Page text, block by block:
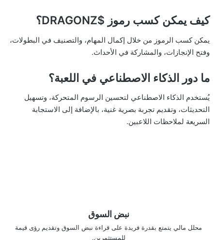
كيف يمكن كسب رموز $DRAGONZ؟
يمكن كسب الرموز من خلال إكمال المهام، والتصنيف في البطولات،
وفتح الإنجازات، والمشاركة في الأحداث.
ما دور الذكاء الاصطناعي في اللعبة؟
يُستخدم الذكاء الاصطناعي لتحسين الرسوم المتحركة، وتسهيل
التحديثات، وتقديم تجربة بصرية غنية، بالإضافة إلى الاستجابة
السريعة لملاحظات اللاعبين.
نبض السوق
محلل مالي يتمتع بقدرة فريدة على قراءة نبض السوق وتقديم رؤى قيمة
للمستثمرين.